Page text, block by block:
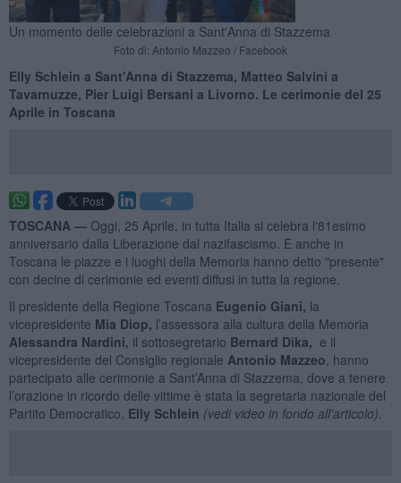
Un momento delle celebrazioni a Sant'Anna di Stazzema
Foto di: Antonio Mazzeo / Facebook
Elly Schlein a Sant'Anna di Stazzema, Matteo Salvini a
Tavarnuzze, Pier Luigi Bersani a Livorno. Le cerimonie del 25
Aprile in Toscana
TOSCANA — Oggi, 25 Aprile, in tutta Italia si celebra l'81esimo
anniversario dalla Liberazione dal nazifascismo. E anche in
Toscana le piazze e i luoghi della Memoria hanno detto "presente"
con decine di cerimonie ed eventi diffusi in tutta la regione.
Il presidente della Regione Toscana Eugenio Giani, la
vicepresidente Mia Diop, l’assessora alla cultura della Memoria
Alessandra Nardini, il sottosegretario Bernard Dika, e il
vicepresidente del Consiglio regionale Antonio Mazzeo , hanno
partecipato alle cerimonie a Sant’Anna di Stazzema, dove a tenere
l’orazione in ricordo delle vittime è stata la segretaria nazionale del
Partito Democratico, Elly Schlein (vedi video in fondo all'articolo).